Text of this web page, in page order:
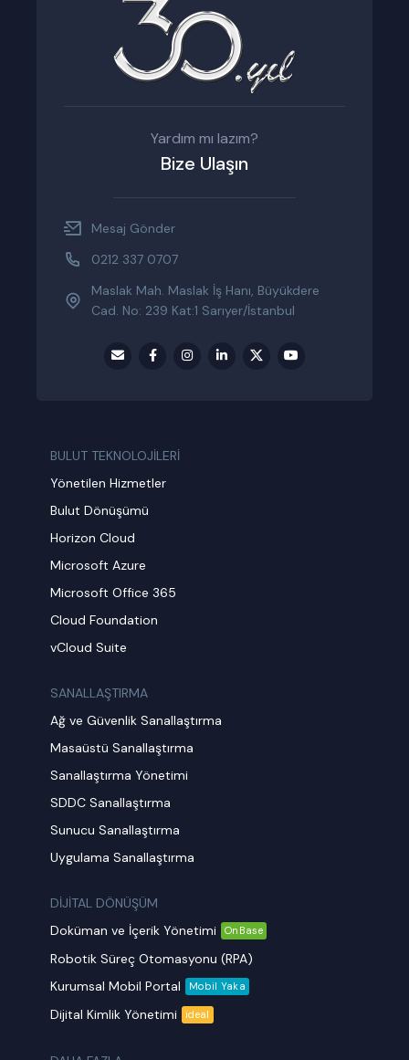
Yardım mı lazım?
Bize Ulaşın
Mesaj Gönder
0212 337 0707
Maslak Mah. Maslak İş Hanı, Büyükdere
Cad. No: 239 Kat:1 Sarıyer/İstanbul
BULUT TEKNOLOJİLERİ
Yönetilen Hizmetler
Bulut Dönüşümü
Horizon Cloud
Microsoft Azure
Microsoft Office 365
Cloud Foundation
vCloud Suite
SANALLAŞTIRMA
Ağ ve Güvenlik Sanallaştırma
Masaüstü Sanallaştırma
Sanallaştırma Yönetimi
SDDC Sanallaştırma
Sunucu Sanallaştırma
Uygulama Sanallaştırma
DİJİTAL DÖNÜŞÜM
Doküman ve İçerik Yönetimi
OnBase
Robotik Süreç Otomasyonu (RPA)
Kurumsal Mobil Portal
Mobil Yaka
Dijital Kimlik Yönetimi ideal